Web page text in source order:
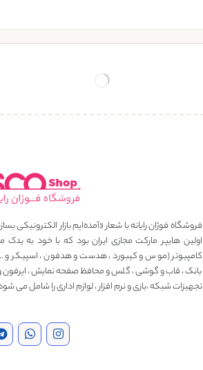
فروشگاه فوژان رایانه با شعار «آمده‌ایم بازار الکترونیکی
اولین هایپر مارکت مجازی ایران بود که با خود به
کامپیوتر (موس و کیبورد ، هدست و هدفون ، اسپیکر و …) ،
بانک ، قاب و گوشی ، گلس و محافظ صفحه نمایش ، ایرفون
تجهیزات شبکه ،بازی و نرم افزار ، لوازم اداری را شامل می